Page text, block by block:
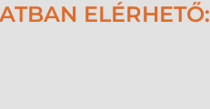
ELÉRHETŐ: